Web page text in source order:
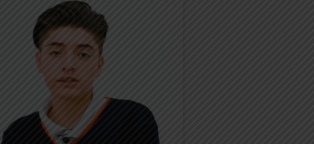
profesores siempre despiertan
interés en nosotros, Contamos
un gran material para trabajar;
prácticas todas las clases
y vemos diferentes técnicas de